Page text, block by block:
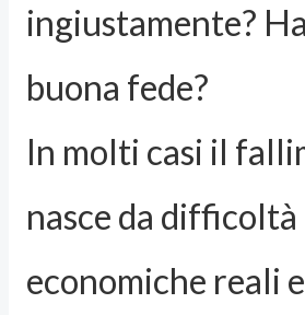
ingiustamente?
buona fede?
In molti casi il
nasce da difficoltà
economiche reali